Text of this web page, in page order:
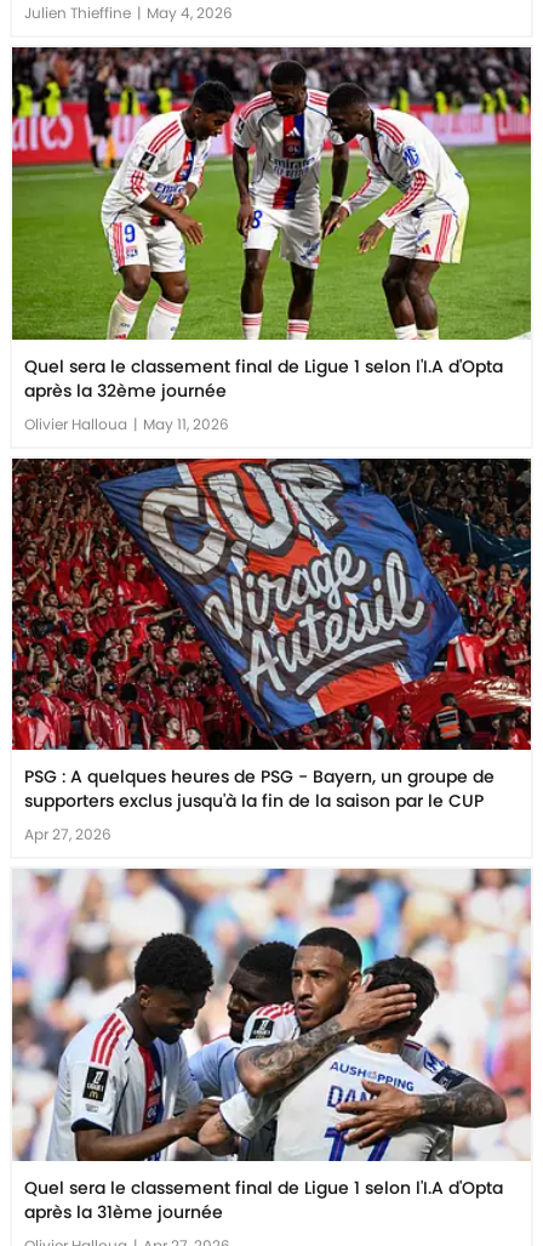
Julien Thieffine | May 4, 2026
Quel sera le classement final de Ligue 1 selon l'I.A d'Opta
après la 32ème journée
Olivier Halloua | May 11, 2026
PSG : A quelques heures de PSG - Bayern, un groupe de
supporters exclus jusqu'à la fin de la saison par le CUP
Apr 27, 2026
Quel sera le classement final de Ligue 1 selon l'I.A d'Opta
après la 31ème journée